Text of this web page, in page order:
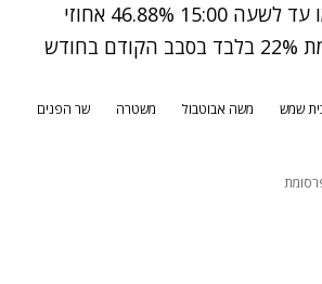
ג'ראייסי. שם נרשמו עד לשעה 15:00 46.88% אחוזי
הצבעה - זאת לעומת 22% בלבד בסבב הקודם בחודש
שמש משה אבוטבול משטרה שר הפנים